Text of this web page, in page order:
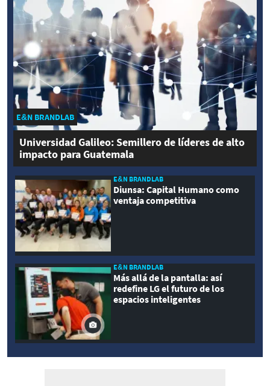
E&N BRANDLAB
Universidad Galileo: Semillero de líderes de alto
impacto para Guatemala
E&N BRANDLAB
Diunsa: Capital Humano como
ventaja competitiva
E&N BRANDLAB
Más allá de la pantalla: así
redefine LG el futuro de los
espacios inteligentes